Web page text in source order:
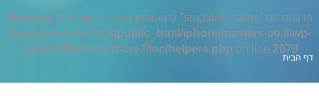
Warning: Attempt to read property "singular_name" on null in
/home/yrase9lu7ry8/public_html/iphonemasters.co.il/wp-
content/themes/dt-the7/inc/helpers.php on line 2078
אתה כאן:
דף הבית